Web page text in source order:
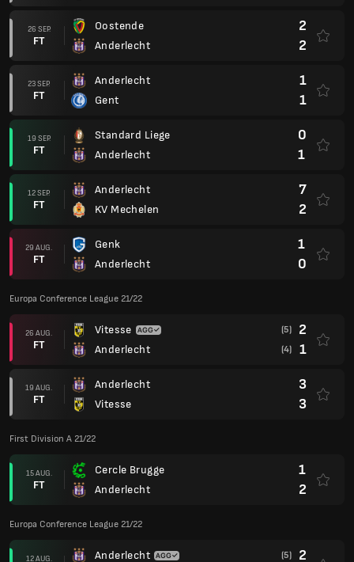
26 SEP.
FT
Oostende
Anderlecht
2
2
23 SEP.
FT
Anderlecht
Gent
1
1
19 SEP.
FT
Standard Liege
Anderlecht
0
1
12 SEP.
FT
Anderlecht
KV Mechelen
7
2
29 AUG.
FT
Genk
Anderlecht
1
0
Europa Conference League 21/22
26 AUG.
FT
Vitesse
Anderlecht
(5) 2
(4) 1
19 AUG.
FT
Anderlecht
Vitesse
3
3
First Division A 21/22
15 AUG.
FT
Cercle Brugge
Anderlecht
1
2
Europa Conference League 21/22
12 AUG. Anderlecht (5) 2